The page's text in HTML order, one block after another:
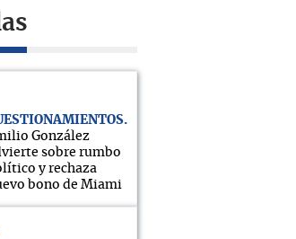
González
sobre rumbo
y rechaza
bono de Miami